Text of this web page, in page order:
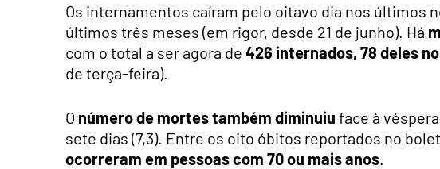
Os internamentos caíram pelo oitavo dia nos últimos
últimos três meses (em rigor, desde 21 de junho). Há
com o total a ser agora de 426 internados, 78 deles
de terça-feira).
O número de mortes também diminuiu face à
sete dias (7,3). Entre os oito óbitos reportados no
ocorreram em pessoas com 70 ou mais anos